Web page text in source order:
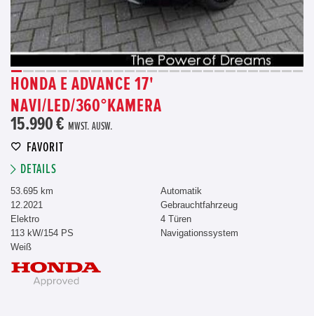
HONDA E ADVANCE 17'
NAVI/LED/360°KAMERA
15.990 € MWST. AUSW.
FAVORIT
DETAILS
53.695 km
12.2021
Elektro
113 kW/154 PS
Weiß
Automatik
Gebrauchtfahrzeug
4 Türen
Navigationssystem